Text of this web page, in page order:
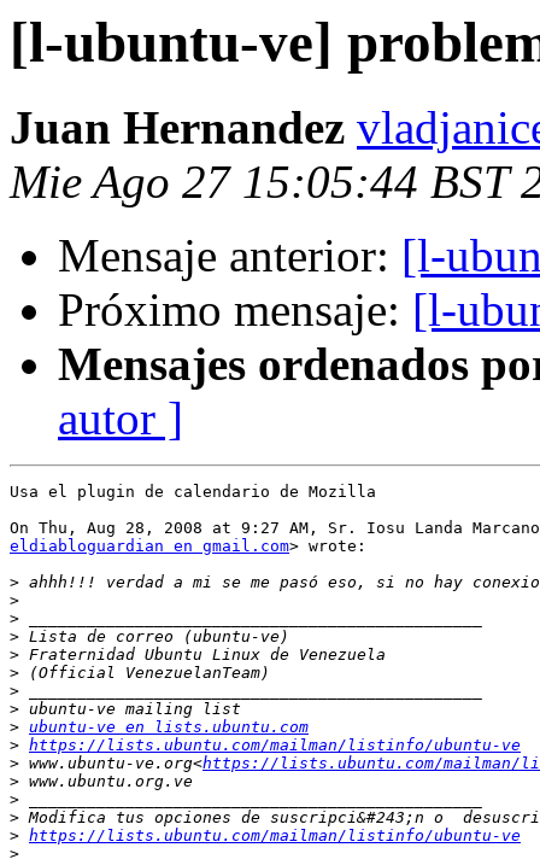
[l-ubuntu-ve]
Juan Hernandez
Mie Ago 27 15:05:44 BST
Mensaje anterior: [l-
Próximo mensaje: [l-
Mensajes ordenados
autor ]
Usa el plugin de calendario de Mozilla
eldiabloguardian en gmail.com> wrote:
>
>
>
>
>
>
>
>
> ubuntu-ve en lists.ubuntu.com
> https://lists.ubuntu.com/mailman/listinfo/ubuntu-ve
> www.ubuntu-ve.org<https://lists.ubuntu.com/mailman/
>
>
>
> https://lists.ubuntu.com/mailman/listinfo/ubuntu-ve
>